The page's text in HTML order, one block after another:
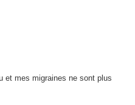
et mes migraines ne sont plus